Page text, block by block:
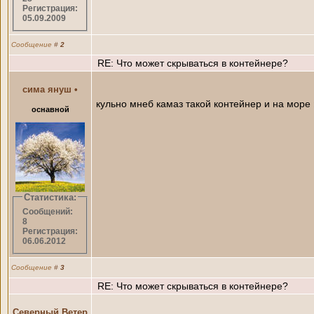
Регистрация:
05.09.2009
Сообщение # 2
RE: Что может скрываться в контейнере?
сима януш •
оснавной
Статистика:
Сообщений:
8
Регистрация:
06.06.2012
кульно мнеб камаз такой контейнер и на море
Сообщение # 3
RE: Что может скрываться в контейнере?